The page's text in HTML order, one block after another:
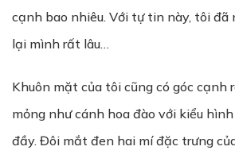
cạnh bao nhiêu. Với tự tin này, tôi đã
lại mình rất lâu…
Khuôn mặt của tôi cũng có góc cạnh
mỏng như cánh hoa đào với kiểu
đầy. Đôi mắt đen hai mí đặc trưng